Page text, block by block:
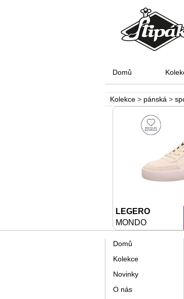
Domů
Kolekce > pánská >
LEGERO
MONDO
Domů
Kolekce
Novinky
O nás